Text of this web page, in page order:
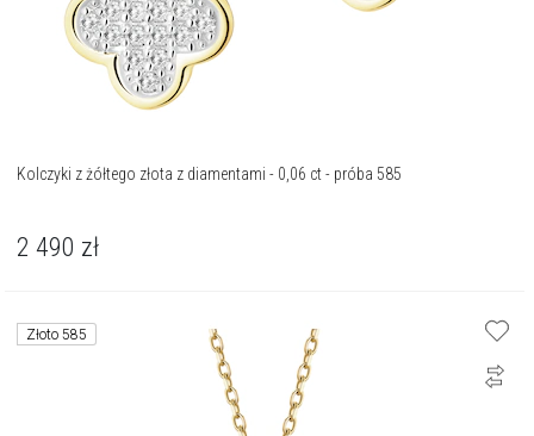
Kolczyki z żółtego złota z diamentami - 0,06 ct - próba 585
2 490 zł
Złoto 585